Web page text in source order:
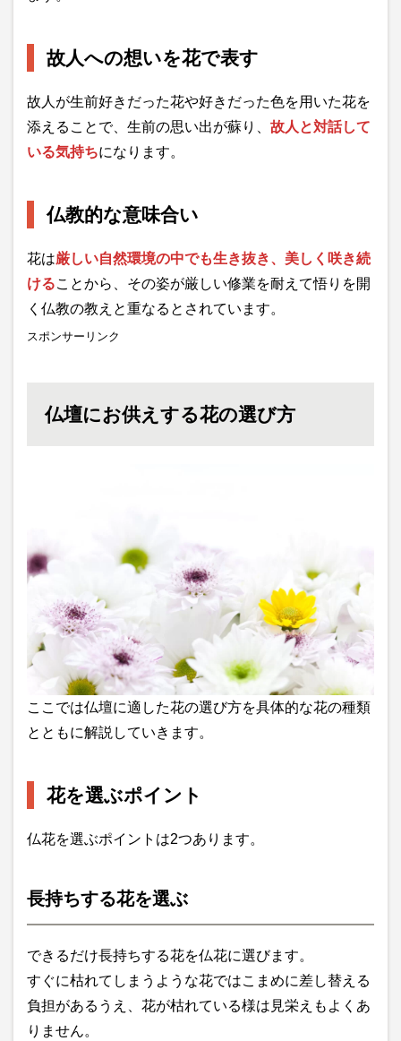
故人への想いを花で表す
故人が生前好きだった花や好きだった色を用いた花を
添えることで、生前の思い出が蘇り、 故人と対話して
いる気持ちになります。
仏教的な意味合い
花は厳しい自然環境の中でも生き抜き、美しく咲き続
けることから、その姿が厳しい修業を耐えて悟りを開
く仏教の教えと重なるとされています。
スポンサーリンク
仏壇にお供えする花の選び方
ここでは仏壇に適した花の選び方を具体的な花の種類
とともに解説していきます。
花を選ぶポイント
仏花を選ぶポイントは2つあります。
長持ちする花を選ぶ
できるだけ長持ちする花を仏花に選びます。
すぐに枯れてしまうような花ではこまめに差し替える
負担があるうえ、花が枯れている様は見栄えもよくあ
りません。